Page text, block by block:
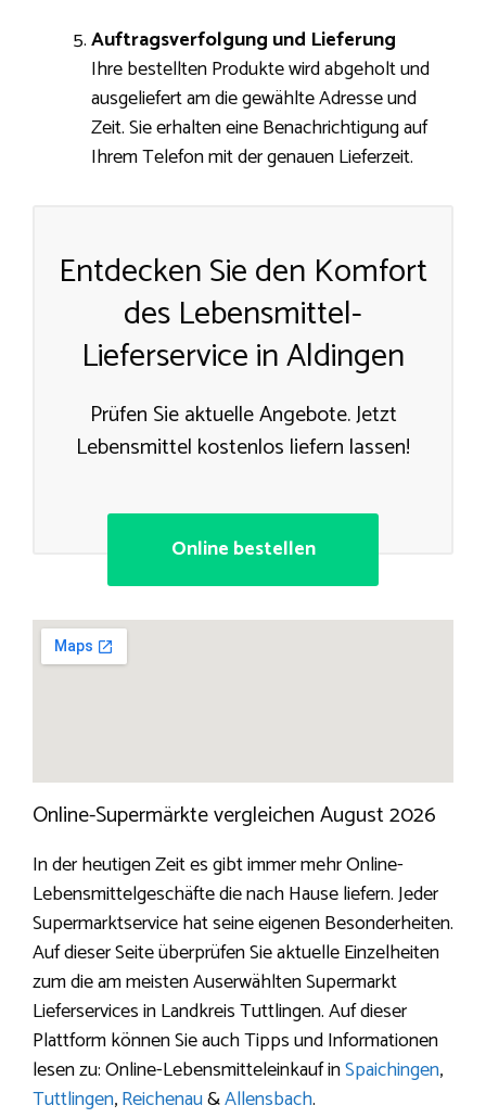
Auftragsverfolgung und Lieferung
Ihre bestellten Produkte wird abgeholt und
ausgeliefert am die gewählte Adresse und
Zeit. Sie erhalten eine Benachrichtigung auf
Ihrem Telefon mit der genauen Lieferzeit.
Entdecken Sie den Komfort
des Lebensmittel-
Lieferservice in Aldingen
Prüfen Sie aktuelle Angebote. Jetzt
Lebensmittel kostenlos liefern lassen!
Online bestellen
Online-Supermärkte vergleichen August 2026
In der heutigen Zeit es gibt immer mehr Online-
Lebensmittelgeschäfte die nach Hause liefern. Jeder
Supermarktservice hat seine eigenen Besonderheiten.
Auf dieser Seite überprüfen Sie aktuelle Einzelheiten
zum die am meisten Auserwählten Supermarkt
Lieferservices in Landkreis Tuttlingen. Auf dieser
Plattform können Sie auch Tipps und Informationen
lesen zu: Online-Lebensmitteleinkauf inSpaichingen,
Tuttlingen,Reichenau&Allensbach.